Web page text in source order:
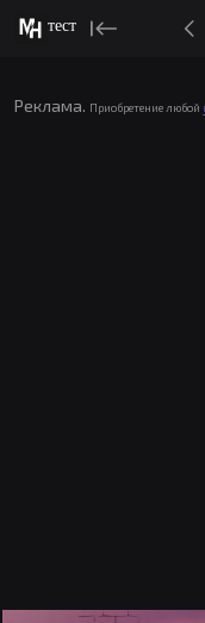
тест
Реклама. Приобретение любой